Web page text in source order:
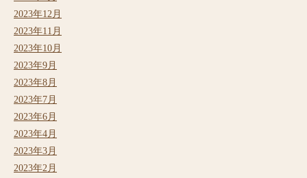
2023年12月
2023年11月
2023年10月
2023年9月
2023年8月
2023年7月
2023年6月
2023年4月
2023年3月
2023年2月